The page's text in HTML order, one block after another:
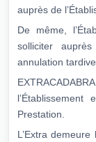
auprès de
De même,
solliciter
annulation
Prestation.
L’Extra demeure